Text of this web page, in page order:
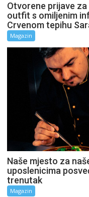
Otvorene prijave
outfit s omiljenim
Crvenom tepihu
Magazin
Naše mjesto za
uposlenicima
trenutak
Magazin